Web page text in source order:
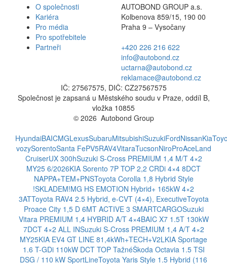
O společnosti
Kariéra
Pro média
Pro spotřebitele
Partneři
AUTOBOND GROUP a.s.
Kolbenova 859/15, 190 00
Praha 9 – Vysočany
+420 226 216 622
info@autobond.cz
uctarna@autobond.cz
reklamace@autobond.cz
IČ: 27567575, DIČ: CZ27567575
Společnost je zapsaná u Městského soudu v Praze, oddíl B,
vložka 10855
© 2026 Autobond Group
HyundaiBAICMGLexusSubaruMitsubishiSuzukiFordNissanKia
vozySorentoSanta FePV5RAV4VitaraTucsonNiroProAceLand
CruiserUX 300hSuzuki S-Cross PREMIUM 1,4 M/T 4×2
MY25 6/2026KIA Sorento 7P TOP 2,2 CRDi 4×4 8DCT
NAPPA+TEM+PNSToyota Corolla 1,8 Hybrid Style
!SKLADEM!MG HS EMOTION Hybrid+ 165kW 4×2
3ATToyota RAV4 2.5 Hybrid, e-CVT (4×4), ExecutiveToyota
Proace City 1,5 D 6MT ACTIVE 3 SMARTCARGOSuzuki
Vitara PREMIUM 1,4 HYBRID A/T 4×4BAIC X7 1.5T 130kW
7DCT 4×2 ALL INSuzuki S-Cross PREMIUM 1,4 A/T 4×2
MY25KIA EV4 GT LINE 81,4kWh+TECH+V2LKIA Sportage
1.6 T-GDi 110kW DCT TOP TažnéŠkoda Octavia 1.5 TSI
DSG / 110 kW SportLineToyota Yaris Style 1.5 Hybrid (116